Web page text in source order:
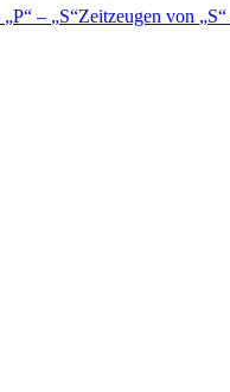
P – S Zeitzeugen von S